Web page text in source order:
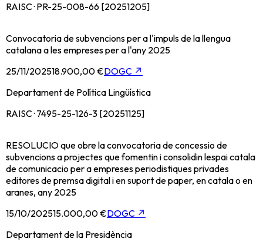
RAISC · PR-25-008-66 [20251205]
Convocatoria de subvencions per a l'impuls de la llengua
catalana a les empreses per a l'any 2025
25/11/202518.900,00 €DOGC ↗
Departament de Política Lingüística
RAISC · 7495-25-126-3 [20251125]
RESOLUCIO que obre la convocatoria de concessio de
subvencions a projectes que fomentin i consolidin lespai catala
de comunicacio per a empreses periodistiques privades
editores de premsa digital i en suport de paper, en catala o en
aranes, any 2025
15/10/202515.000,00 €DOGC ↗
Departament de la Presidència